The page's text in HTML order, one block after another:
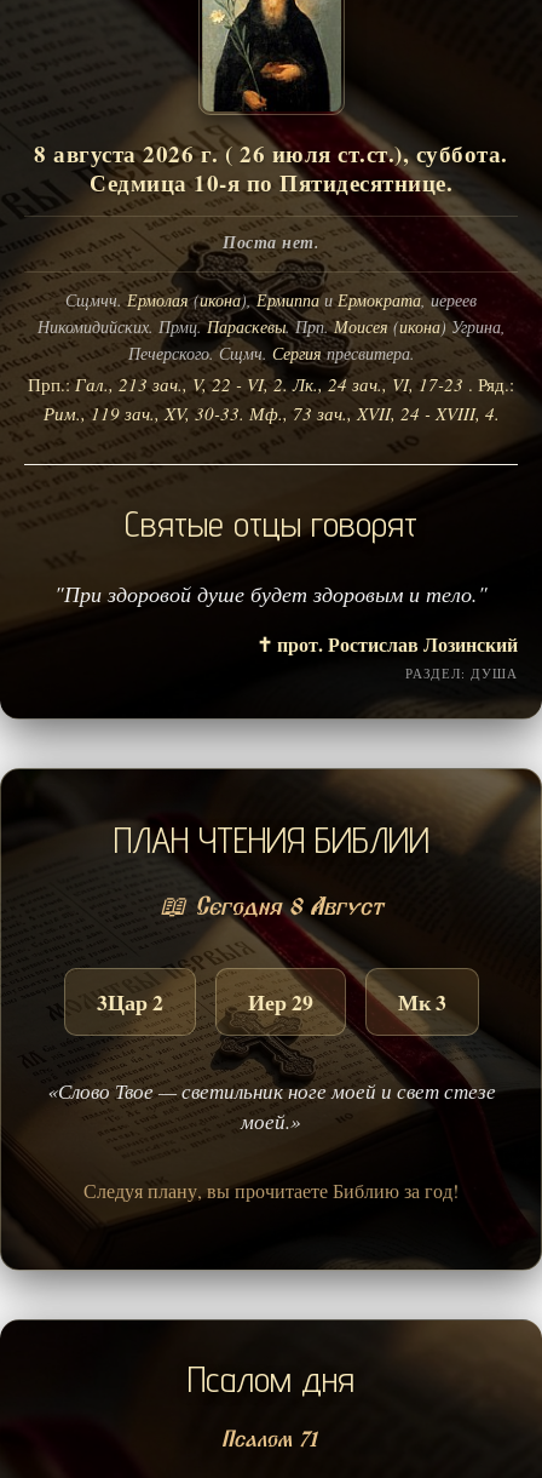
8 августа 2026 г. ( 26 июля ст.ст.), суббота.
Седмица 10-я по Пятидесятнице.
Поста нет.
Сщмчч.Ермолая(икона),ЕрмиппаиЕрмократа, иереев
Никомидийских. Прмц.Параскевы. Прп.Моисея (икона) Угрина,
Печерского. Сщмч. Сергияпресвитера.
Прп.:Гал., 213 зач., V, 22 - VI, 2. Лк., 24 зач., VI, 17-23 . Ряд.:
Рим., 119 зач., XV, 30-33. Мф., 73 зач., XVII, 24 - XVIII, 4.
Святые отцы говорят
"При здоровой душе будет здоровым и тело."
✝️ прот. Ростислав Лозинский
РАЗДЕЛ: ДУША
ПЛАН ЧТЕНИЯ БИБЛИИ
📖 Сегодня 8 Август
3Цар 2 Иер 29 Мк 3
«Слово Твое — светильник ноге моей и свет стезе
моей.»
Следуя плану, вы прочитаете Библию за год!
Псалом дня
Псалом 71